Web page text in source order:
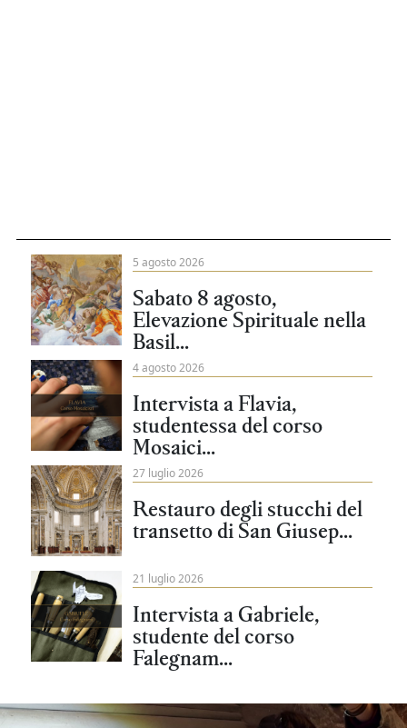
5 agosto 2026
Sabato 8 agosto,
Elevazione Spirituale nella
Basil...
4 agosto 2026
Intervista a Flavia,
studentessa del corso
Mosaici...
27 luglio 2026
Restauro degli stucchi del
transetto di San Giusep...
21 luglio 2026
Intervista a Gabriele,
studente del corso
Falegnam...